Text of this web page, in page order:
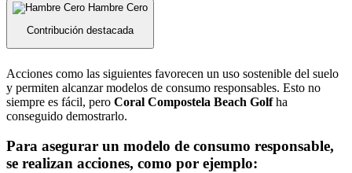
Hambre Cero
Contribución destacada
Acciones como las siguientes favorecen un uso sostenible del suelo
y permiten alcanzar modelos de consumo responsables. Esto no
siempre es fácil, pero Coral Compostela Beach Golfha
conseguido demostrarlo.
Para asegurar un modelo de consumo responsable,
se realizan acciones, como por ejemplo: